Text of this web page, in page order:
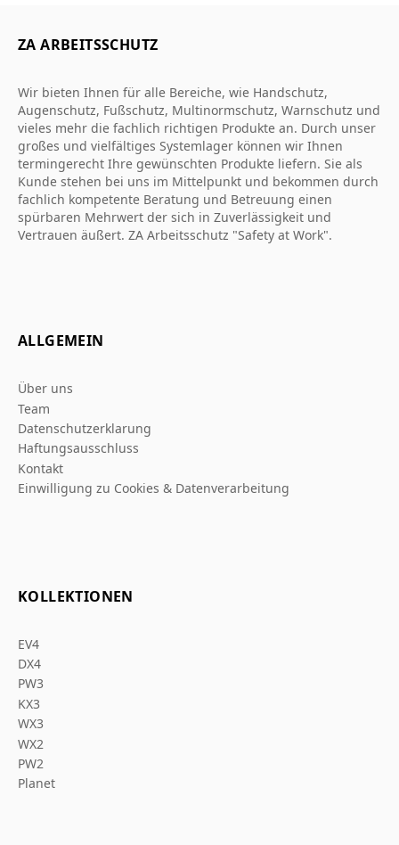
ZA ARBEITSSCHUTZ
Wir bieten Ihnen für alle Bereiche, wie Handschutz,
Augenschutz, Fußschutz, Multinormschutz, Warnschutz und
vieles mehr die fachlich richtigen Produkte an. Durch unser
großes und vielfältiges Systemlager können wir Ihnen
termingerecht Ihre gewünschten Produkte liefern. Sie als
Kunde stehen bei uns im Mittelpunkt und bekommen durch
fachlich kompetente Beratung und Betreuung einen
spürbaren Mehrwert der sich in Zuverlässigkeit und
Vertrauen äußert. ZA Arbeitsschutz "Safety at Work".
ALLGEMEIN
Über uns
Team
Datenschutzerklarung
Haftungsausschluss
Kontakt
Einwilligung zu Cookies & Datenverarbeitung
KOLLEKTIONEN
EV4
DX4
PW3
KX3
WX3
WX2
PW2
Planet